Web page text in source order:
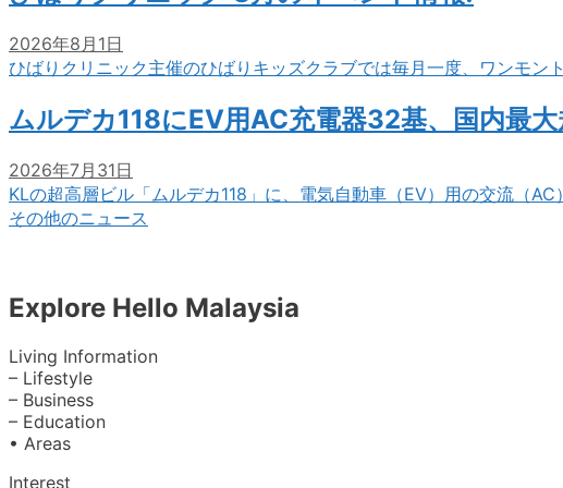
2026年8月1日
ひばりクリニック主催のひばりキッズクラブでは毎月一度、ワンモン
ムルデカ118にEV用AC充電器32基、国内最
2026年7月31日
KLの超高層ビル「ムルデカ118」に、電気自動車（EV）用の交流（
その他のニュース
Explore Hello Malaysia
Living Information
– Lifestyle
– Business
– Education
• Areas
Interest